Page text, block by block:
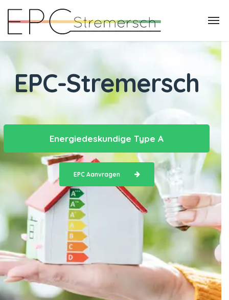
EPC-Stremersch
Energiedeskundige Type A
EPC Aanvragen